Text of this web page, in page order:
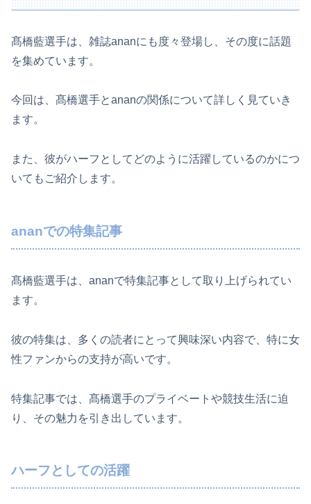
髙橋藍選手は、雑誌ananにも度々登場し、その度に話題
を集めています。
今回は、髙橋選手とananの関係について詳しく見ていき
ます。
また、彼がハーフとしてどのように活躍しているのかにつ
いてもご紹介します。
ananでの特集記事
髙橋藍選手は、ananで特集記事として取り上げられてい
ます。
彼の特集は、多くの読者にとって興味深い内容で、特に女
性ファンからの支持が高いです。
特集記事では、髙橋選手のプライベートや競技生活に迫
り、その魅力を引き出しています。
ハーフとしての活躍